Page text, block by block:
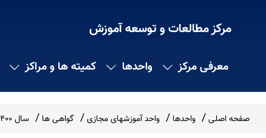
مرکز مطالعات و توسعه آموزش
معرفی مرکز واحدها کمیته ها و مراکز
صفحه اصلی واحدها واحد آموزشهای مجازی گواهی ها سال 1400